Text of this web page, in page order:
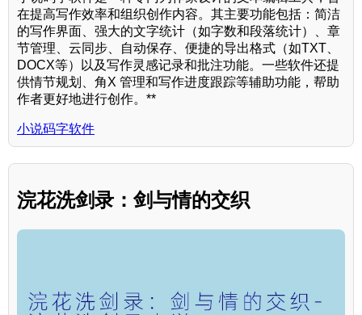
在提高写作效率和组织创作内容。其主要功能包括：简洁
的写作界面、强大的文字统计（如字数和段落统计）、章
节管理、云同步、自动保存、便捷的导出格式（如TXT、
DOCX等）以及写作灵感记录和批注功能。一些软件还提
供情节规划、角X 管理和写作进度跟踪等辅助功能，帮助
作者更好地进行创作。**
小说码字软件
浣花洗剑录：剑与情的交织